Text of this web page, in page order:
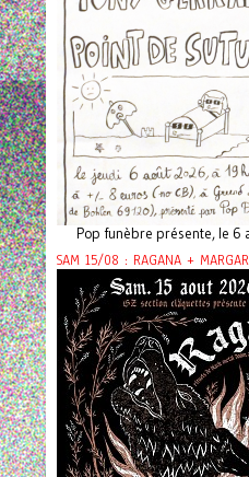
Pop funèbre présente, le 6
SAM 15/08 : RAGANA +